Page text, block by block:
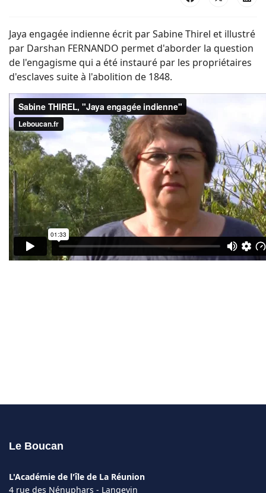
Jaya engagée indienne écrit par Sabine Thirel et illustré
par Darshan FERNANDO permet d'aborder la question
de l'engagisme qui a été instauré par les propriétaires
d'esclaves suite à l'abolition de 1848.
Le Boucan
L'Académie de l'île de La Réunion
4 rue des Nénuphars - Langevin